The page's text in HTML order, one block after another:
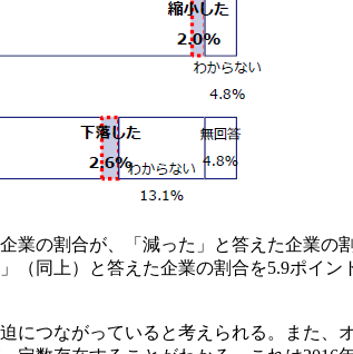
の割合が、「減った」と答えた企業の
同上）と答えた企業の割合を5.9ポイ
につながっていると考えられる。また